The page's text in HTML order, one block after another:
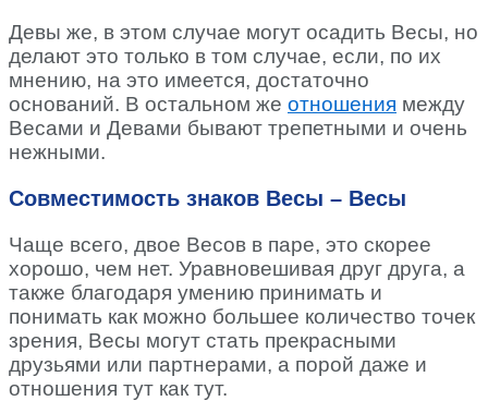
Девы же, в этом случае могут осадить Весы, но
делают это только в том случае, если, по их
мнению, на это имеется, достаточно
оснований. В остальном же отношения между
Весами и Девами бывают трепетными и очень
нежными.
Совместимость знаков Весы – Весы
Чаще всего, двое Весов в паре, это скорее
хорошо, чем нет. Уравновешивая друг друга, а
также благодаря умению принимать и
понимать как можно большее количество точек
зрения, Весы могут стать прекрасными
друзьями или партнерами, а порой даже и
отношения тут как тут.